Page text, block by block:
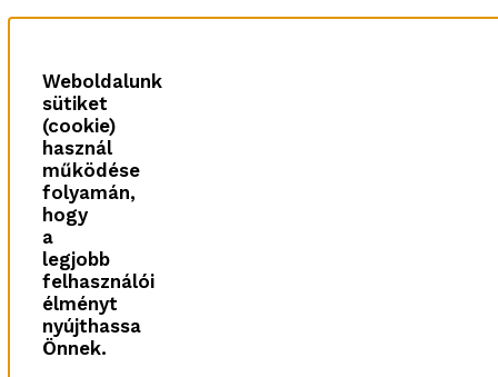
Weboldalunk
sütiket
(cookie)
használ
működése
folyamán,
hogy
a
legjobb
felhasználói
élményt
nyújthassa
Önnek.